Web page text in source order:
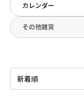
カレンダー
その他雑貨